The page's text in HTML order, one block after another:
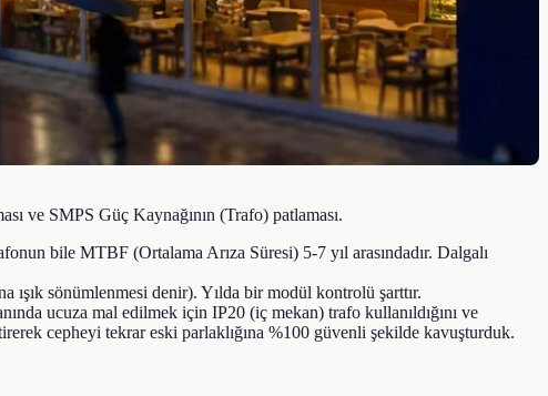
ve SMPS Güç Kaynağının (Trafo) patlaması.
bile MTBF (Ortalama Arıza Süresi) 5-7 yıl arasındadır. Dalgalı
ışık sönümlenmesi denir). Yılda bir modül kontrolü şarttır.
ucuza mal edilmek için IP20 (iç mekan) trafo kullanıldığını ve
cepheyi tekrar eski parlaklığına %100 güvenli şekilde kavuşturduk.